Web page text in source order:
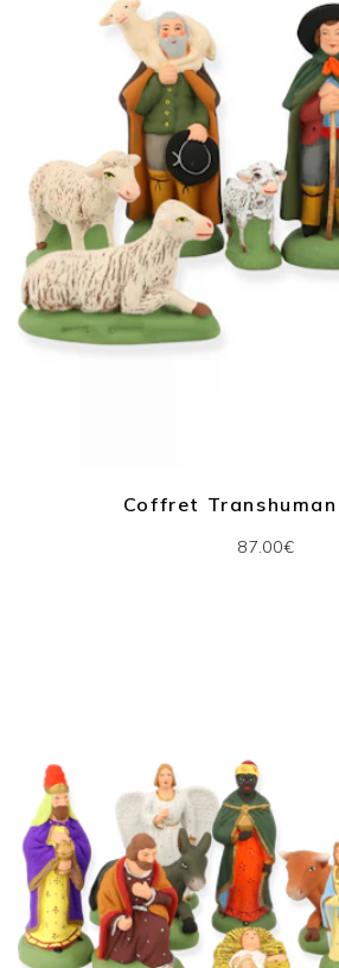
Coffret
87.00€